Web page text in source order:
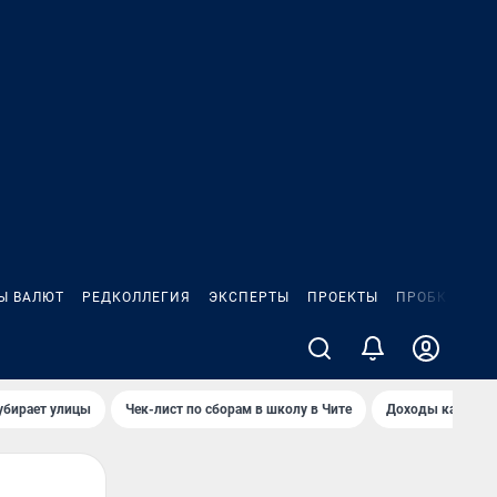
ВАЛЮТ РЕДКОЛЛЕГИЯ ЭКСПЕРТЫ ПРОЕКТЫ ПРОБКИ
улицы Чек-лист по сборам в школу в Чите Доходы